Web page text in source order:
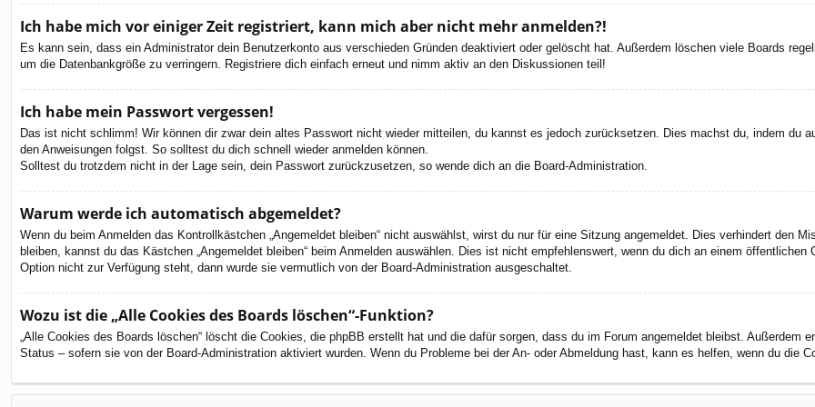
Ich habe mich vor einiger Zeit registriert, kann mich aber nicht mehr anmelden?!
Es kann sein, dass ein Administrator dein Benutzerkonto aus verschieden Gründen deaktiviert oder gelöscht hat. Außerdem löschen viele Boards
um die Datenbankgröße zu verringern. Registriere dich einfach erneut und nimm aktiv an den Diskussionen teil!
Ich habe mein Passwort vergessen!
Das ist nicht schlimm! Wir können dir zwar dein altes Passwort nicht wieder mitteilen, du kannst es jedoch zurücksetzen. Dies machst du, indem du
den Anweisungen folgst. So solltest du dich schnell wieder anmelden können.
Solltest du trotzdem nicht in der Lage sein, dein Passwort zurückzusetzen, so wende dich an die Board-Administration.
Warum werde ich automatisch abgemeldet?
Wenn du beim Anmelden das Kontrollkästchen „Angemeldet bleiben“ nicht auswählst, wirst du nur für eine Sitzung angemeldet. Dies verhindert den
bleiben, kannst du das Kästchen „Angemeldet bleiben“ beim Anmelden auswählen. Dies ist nicht empfehlenswert, wenn du dich an einem
Option nicht zur Verfügung steht, dann wurde sie vermutlich von der Board-Administration ausgeschaltet.
Wozu ist die „Alle Cookies des Boards löschen“-Funktion?
„Alle Cookies des Boards löschen“ löscht die Cookies, die phpBB erstellt hat und die dafür sorgen, dass du im Forum angemeldet bleibst. Außerdem
Status – sofern sie von der Board-Administration aktiviert wurden. Wenn du Probleme bei der An- oder Abmeldung hast, kann es helfen, wenn du die